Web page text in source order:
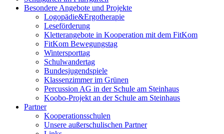
Besondere Angebote und Projekte
Logopädie&Ergotherapie
Leseförderung
Kletterangebote in Kooperation mit dem FitKom
FitKom Bewegungstag
Wintersporttag
Schulwandertag
Bundesjugendspiele
Klassenzimmer im Grünen
Percussion AG in der Schule am Steinhaus
Koobo-Projekt an der Schule am Steinhaus
Partner
Kooperationsschulen
Unsere außerschulischen Partner